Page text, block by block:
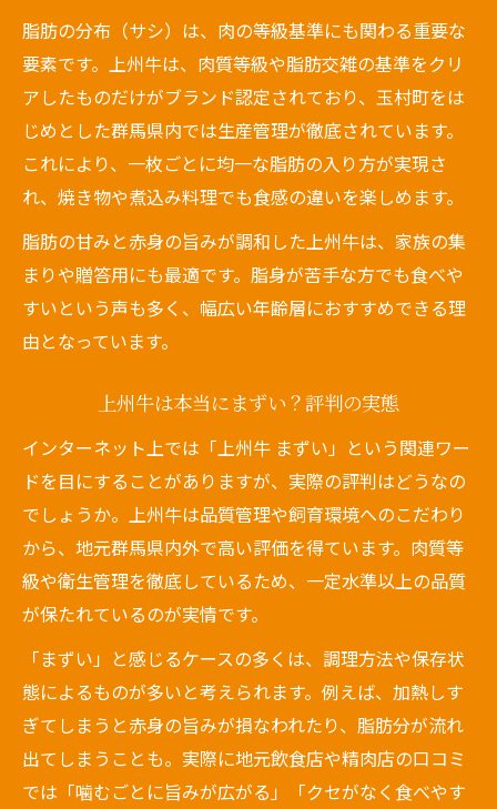
脂肪の分布（サシ）は、肉の等級基準にも関わる重要な
要素です。上州牛は、肉質等級や脂肪交雑の基準をクリ
アしたものだけがブランド認定されており、玉村町をは
じめとした群馬県内では生産管理が徹底されています。
これにより、一枚ごとに均一な脂肪の入り方が実現さ
れ、焼き物や煮込み料理でも食感の違いを楽しめます。
脂肪の甘みと赤身の旨みが調和した上州牛は、家族の集
まりや贈答用にも最適です。脂身が苦手な方でも食べや
すいという声も多く、幅広い年齢層におすすめできる理
由となっています。
上州牛は本当にまずい？評判の実態
インターネット上では「上州牛 まずい」という関連ワー
ドを目にすることがありますが、実際の評判はどうなの
でしょうか。上州牛は品質管理や飼育環境へのこだわり
から、地元群馬県内外で高い評価を得ています。肉質等
級や衛生管理を徹底しているため、一定水準以上の品質
が保たれているのが実情です。
「まずい」と感じるケースの多くは、調理方法や保存状
態によるものが多いと考えられます。例えば、加熱しす
ぎてしまうと赤身の旨みが損なわれたり、脂肪分が流れ
出てしまうことも。実際に地元飲食店や精肉店の口コミ
では「噛むごとに旨みが広がる」「クセがなく食べやす